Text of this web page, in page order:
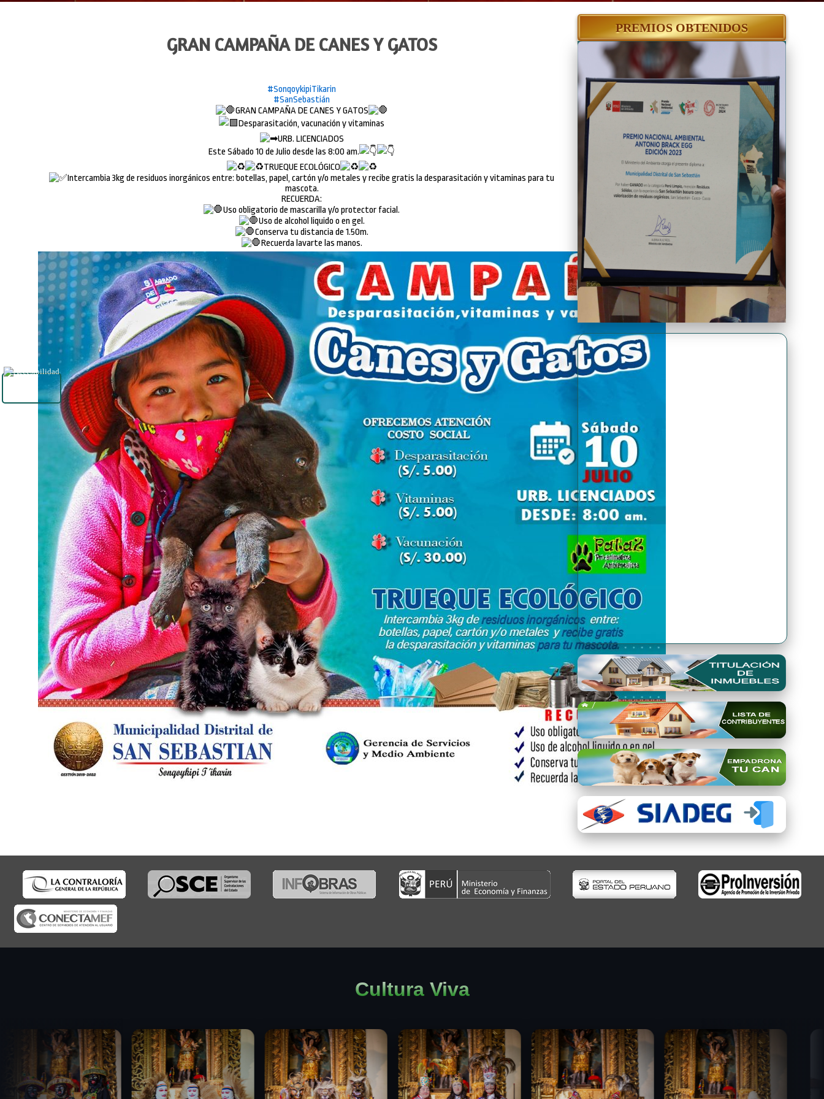
GRAN CAMPAÑA DE CANES Y GATOS
#SonqoykipiTikarin
#SanSebastián
GRAN CAMPAÑA DE CANES Y GATOS
Desparasitación, vacunación y vitaminas
URB. LICENCIADOS
Este Sábado 10 de Julio desde las 8:00 am.
TRUEQUE ECOLÓGICO
Intercambia 3kg de residuos inorgánicos entre: botellas, papel, cartón y/o metales y recibe gratis la desparasitación y vitaminas para tu
mascota.
RECUERDA:
Uso obligatorio de mascarilla y/o protector facial.
Uso de alcohol liquido o en gel.
Conserva tu distancia de 1.50m.
Recuerda lavarte las manos.
PREMIOS OBTENIDOS
Premio Qori Gente 2024
Cultura Viva